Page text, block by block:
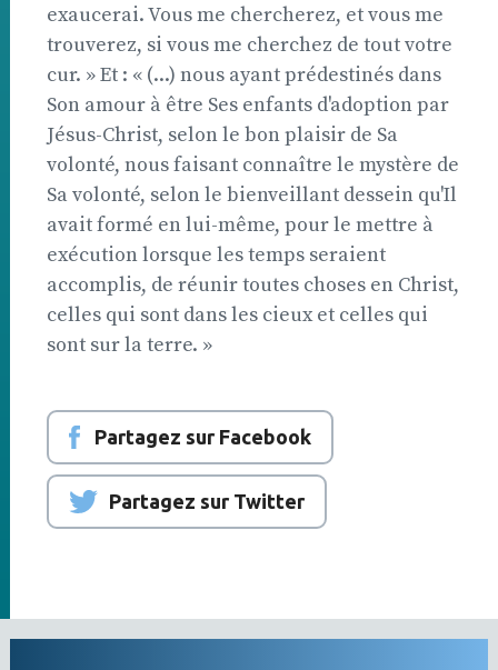
exaucerai. Vous me chercherez, et vous me
trouverez, si vous me cherchez de tout votre
cur. » Et : « (...) nous ayant prédestinés dans
Son amour à être Ses enfants d'adoption par
Jésus-Christ, selon le bon plaisir de Sa
volonté, nous faisant connaître le mystère de
Sa volonté, selon le bienveillant dessein qu'Il
avait formé en lui-même, pour le mettre à
exécution lorsque les temps seraient
accomplis, de réunir toutes choses en Christ,
celles qui sont dans les cieux et celles qui
sont sur la terre. »
Partagez sur Facebook
Partagez sur Twitter